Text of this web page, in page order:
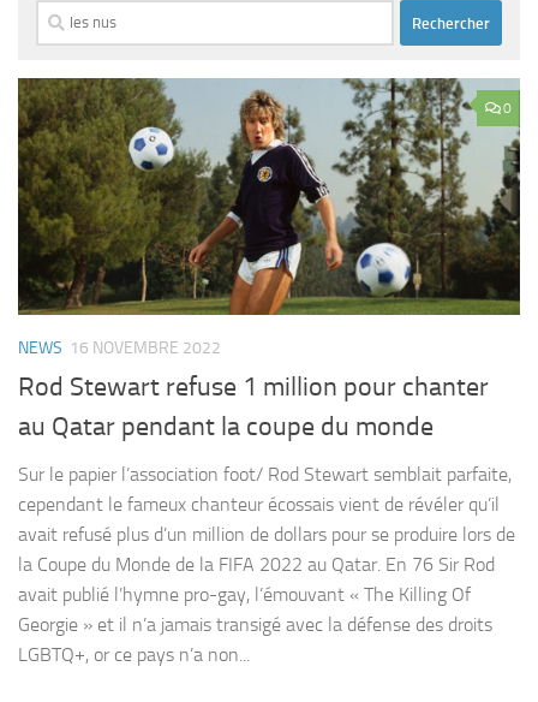
Rechercher :
0
NEWS 16 NOVEMBRE 2022
Rod Stewart refuse 1 million pour chanter
au Qatar pendant la coupe du monde
Sur le papier l’association foot/ Rod Stewart semblait parfaite,
cependant le fameux chanteur écossais vient de révéler qu’il
avait refusé plus d’un million de dollars pour se produire lors de
la Coupe du Monde de la FIFA 2022 au Qatar. En 76 Sir Rod
avait publié l’hymne pro-gay, l’émouvant « The Killing Of
Georgie » et il n’a jamais transigé avec la défense des droits
LGBTQ+, or ce pays n’a non...